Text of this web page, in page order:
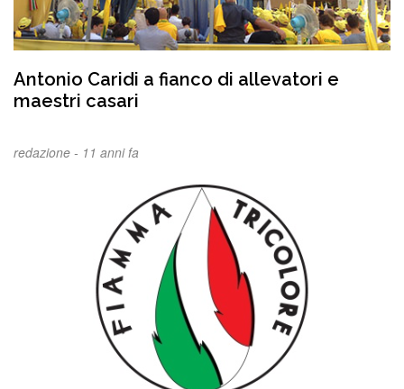
Antonio Caridi a fianco di allevatori e
maestri casari
redazione - 11 anni fa